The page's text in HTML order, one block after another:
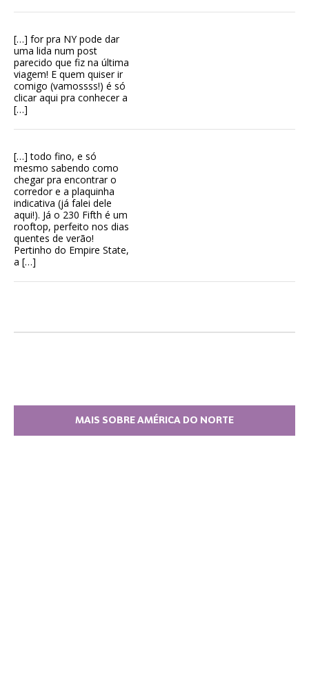
[…] for pra NY pode dar
uma lida num post
parecido que fiz na última
viagem! E quem quiser ir
comigo (vamossss!) é só
clicar aqui pra conhecer a
[…]
[…] todo fino, e só
mesmo sabendo como
chegar pra encontrar o
corredor e a plaquinha
indicativa (já falei dele
aqui!). Já o 230 Fifth é um
rooftop, perfeito nos dias
quentes de verão!
Pertinho do Empire State,
a […]
MAIS SOBRE AMÉRICA DO NORTE